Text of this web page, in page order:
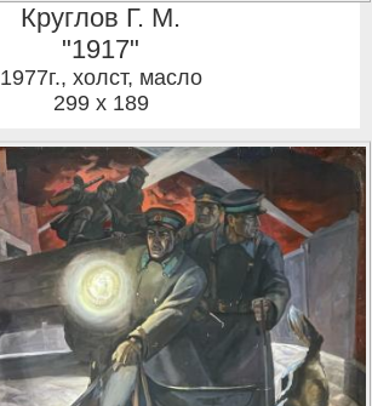
Круглов Г. М.
"1917"
1977г., холст, масло
299 x 189